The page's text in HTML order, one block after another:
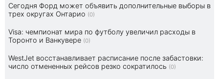
Сегодня Форд может объявить дополнительные выборы в
трех округах Онтарио (0)
Visa: чемпионат мира по футболу увеличил расходы в
Торонто и Ванкувере (0)
WestJet восстанавливает расписание после забастовки:
число отмененных рейсов резко сократилось (0)